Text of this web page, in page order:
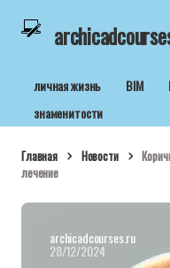
личная жизнь BIM
знаменитости
Главная Новости
лечение
archicadcourses.ru
28/12/2024